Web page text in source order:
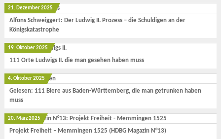
21. Dezember 2025
Alfons Schweiggert: Der Ludwig II. Prozess – die Schuldigen an der
Königskatastrophe
19. Oktober 2025
111 Orte Ludwigs II. die man gesehen haben muss
4. Oktober 2025
Gelesen: 111 Biere aus Baden-Württemberg, die man getrunken haben
muss
20. März 2025
Projekt Freiheit – Memmingen 1525 (HDBG Magazin N°13)